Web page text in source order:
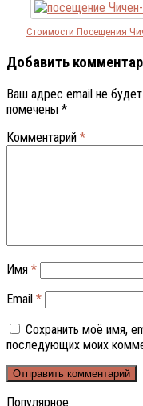
Стоимости Посещения
Добавить
Ваш адрес email не будет
помечены *
Комментарий *
Имя *
Email *
Сохранить моё имя,
последующих моих
Популярное